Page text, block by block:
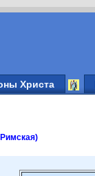
Христа